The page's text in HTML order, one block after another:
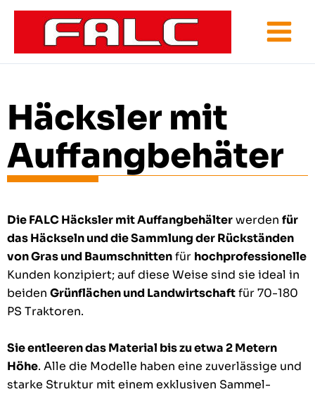
Zum
Häcksler mit
Auffangbehäter
Die FALC Häcksler mit Auffangbehälterwerden für
das Häckseln und die Sammlung der Rückständen
von Gras und Baumschnittenfür hochprofessionelle
Kunden konzipiert; auf diese Weise sind sie ideal in
beiden Grünflächen und Landwirtschaftfür 70-180
PS Traktoren.
Sie entleeren das Material bis zu etwa 2 Metern
Höhe. Alle die Modelle haben eine zuverlässige und
starke Struktur mit einem exklusiven Sammel-